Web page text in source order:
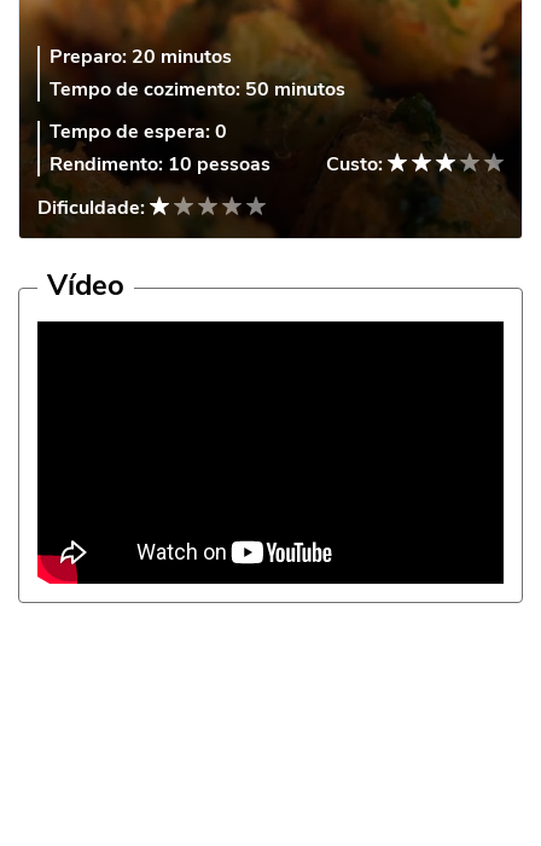
Preparo: 20 minutos
Tempo de cozimento:50 minutos
Tempo de espera:0
Rendimento: 10 pessoas
Custo:
Dificuldade:
Vídeo